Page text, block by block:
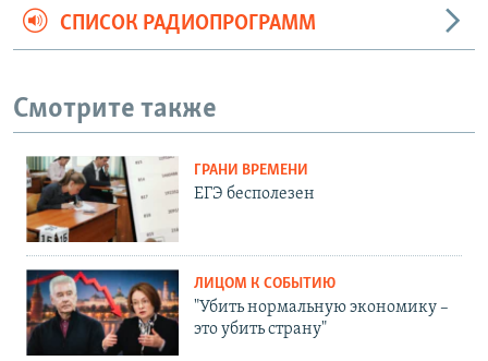
СПИСОК РАДИОПРОГРАММ
Смотрите также
ГРАНИ ВРЕМЕНИ
ЕГЭ бесполезен
ЛИЦОМ К СОБЫТИЮ
"Убить нормальную экономику –
это убить страну"